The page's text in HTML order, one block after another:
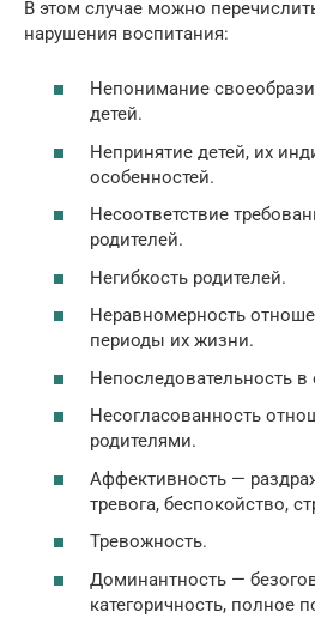
В этом случае можно
нарушения воспитания:
Непонимание
детей.
Непринятие детей, их
особенностей.
Несоответствие
родителей.
Негибкость родителей.
Неравномерность
периоды их жизни.
Непоследовательность
Несогласованность
родителями.
Аффективность —
тревога, беспокойство,
Тревожность.
Доминантность —
категоричность, полное